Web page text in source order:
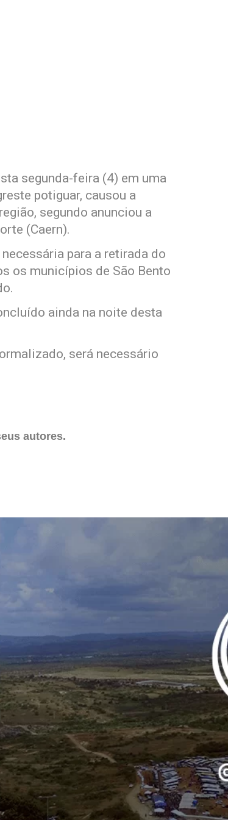
segunda-feira (4) em uma
potiguar, causou a
segundo anunciou a
(Caern).
para a retirada do
os municípios de São Bento
ainda na noite desta
será necessário
autores.